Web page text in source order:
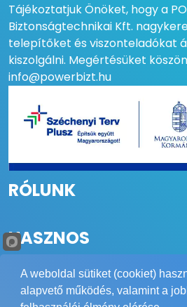
Tájékoztatjuk Önöket, hogy a
Biztonságtechnikai Kft.
telepítőket és viszonteladókat
kiszolgálni. Megértésüket
info@powerbizt.hu
RÓLUNK
HASZNOS
A weboldal sütiket (cookiet)
alapvető működés, valamint a